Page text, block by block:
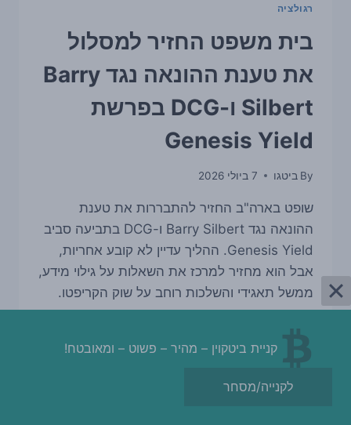
רגולציה
בית משפט החזיר למסלול
את טענת ההונאה נגד Barry
Silbert ו-DCG בפרשת
Genesis Yield
By ביטגו 7 ביולי 2026
שופט בארה"ב החזיר להתבררות את טענת
ההונאה נגד Barry Silbert ו-DCG בתביעה סביב
Genesis Yield. ההליך עדיין לא קובע אחריות,
אבל הוא מחזיר למרכז את השאלות על גילוי מידע,
ממשל תאגידי והשלכות רוחב על שוק הקריפטו.
READ MORE
החזיר
את
קניית ביטקוין – מהיר – פשוט – ומאובטח!
לקנייה/מסחר